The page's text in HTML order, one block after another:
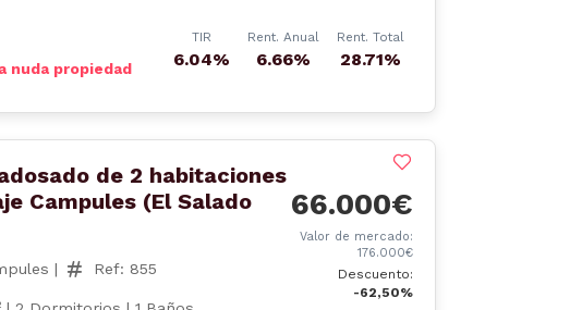
nuda propiedad
TIR
6.04%
Rent. Anual
6.66%
Rent. Total
28.71%
de 2 habitaciones
Campules (El Salado
| Ref: 855
66.000€
Valor de mercado:
176.000€
Descuento:
-62,50%